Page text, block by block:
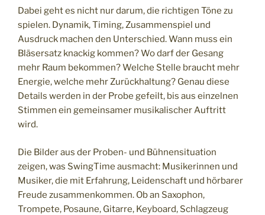
Dabei geht es nicht nur darum, die richtigen Töne zu
spielen. Dynamik, Timing, Zusammenspiel und
Ausdruck machen den Unterschied. Wann muss ein
Bläsersatz knackig kommen? Wo darf der Gesang
mehr Raum bekommen? Welche Stelle braucht mehr
Energie, welche mehr Zurückhaltung? Genau diese
Details werden in der Probe gefeilt, bis aus einzelnen
Stimmen ein gemeinsamer musikalischer Auftritt
wird.
Die Bilder aus der Proben- und Bühnensituation
zeigen, was SwingTime ausmacht: Musikerinnen und
Musiker, die mit Erfahrung, Leidenschaft und hörbarer
Freude zusammenkommen. Ob an Saxophon,
Trompete, Posaune, Gitarre, Keyboard, Schlagzeug